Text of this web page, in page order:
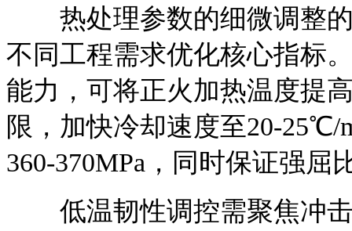
热处理参数的细微调整的
不同工程需求优化核心指标
能力，可将正火加热温度提
限，加快冷却速度至20-
360-370MPa，同时保证强屈
低温韧性调控需聚焦冲击